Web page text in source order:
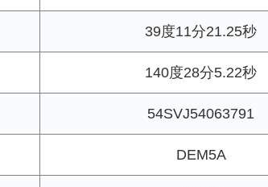
39度11分21.25秒
140度28分5.22秒
54SVJ54063791
DEM5A